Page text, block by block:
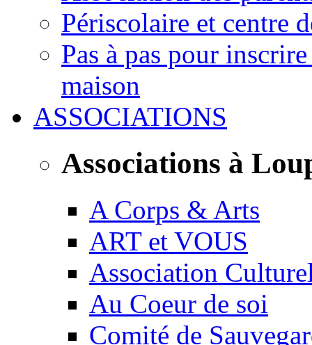
Périscolaire et centre
Pas à pas pour
maison
ASSOCIATIONS
Associations à
A Corps & Arts
ART et VOUS
Association
Au Coeur de soi
Comité de